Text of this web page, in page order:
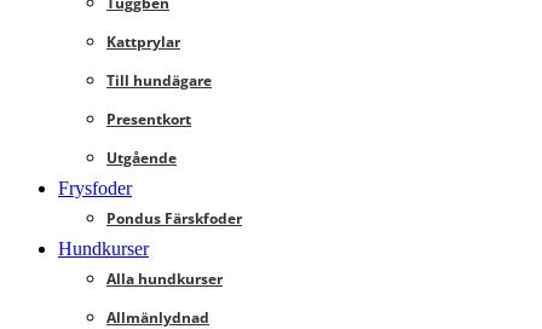
Kattprylar
Till hundägare
Presentkort
Utgående
Frysfoder
Pondus Färskfoder
Hundkurser
Alla hundkurser
Allmänlydnad